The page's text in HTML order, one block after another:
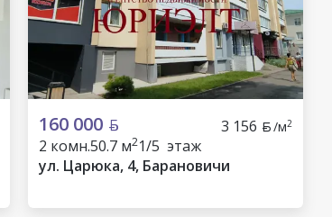
160 000 3 156 /м2
2 комн.50.7 м21/5 этаж
ул. Царюка, 4, Барановичи